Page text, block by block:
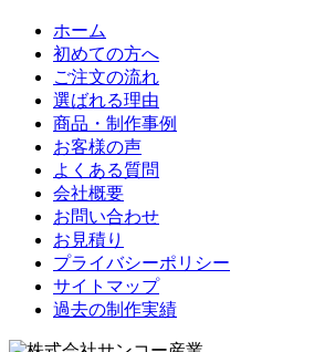
ホーム
初めての方へ
ご注文の流れ
選ばれる理由
商品・制作事例
お客様の声
よくある質問
会社概要
お問い合わせ
お見積り
プライバシーポリシー
サイトマップ
過去の制作実績